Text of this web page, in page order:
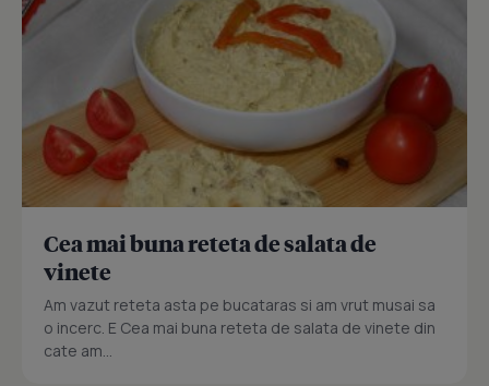
Cea mai buna reteta de salata de
vinete
Am vazut reteta asta pe bucataras si am vrut musai sa
o incerc. E Cea mai buna reteta de salata de vinete din
cate am...